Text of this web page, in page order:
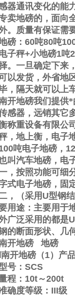
器通讯变化的能
卖地磅的，面向
。质量有保证需
磅： 60吨80吨
子秤+小地磅1吨2
。一旦确定下来
以发货，外省地
，隔天就可以上
开地磅我们提供
感器，远销其它
称重设备有限公
，地上衡，电子
吨电子地磅，
叫汽车地磅，电
，按照功能可细
式电子地磅，固
，（采用 U型钢
用途：主要用于
广泛采用的都是U
的断面形状、几
开地磅
地磅
南开地磅（1）产
号： SCS
程： 10t～200t
确度等级： III级